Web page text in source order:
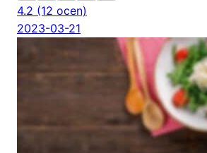
4.2 (12 ocen)
2023-03-21